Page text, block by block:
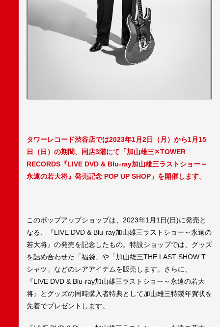
タワーレコード渋谷店では2023年1月2日（月）から1月15
日（日）の期間、同店3階にて「加山雄三✕TOWER
RECORDS『LIVE DVD & Blu-ray加山雄三ラストショー～
永遠の若大将』発売記念 POP UP SHOP」を開催します。
このポップアップショップは、2023年1月1日(日)に発売と
なる、『LIVE DVD & Blu-ray加山雄三ラストショー～永遠の
若大将』の発売を記念したもの。特設ショップでは、グッズ
を詰め合わせた「福袋」や「加山雄三THE LAST SHOW T
シャツ」などのレアアイテムを販売します。さらに、
『LIVE DVD & Blu-ray加山雄三ラストショー～永遠の若大
将』とグッズの同時購入者特典として加山雄三特製年賀状を
先着でプレゼントします。